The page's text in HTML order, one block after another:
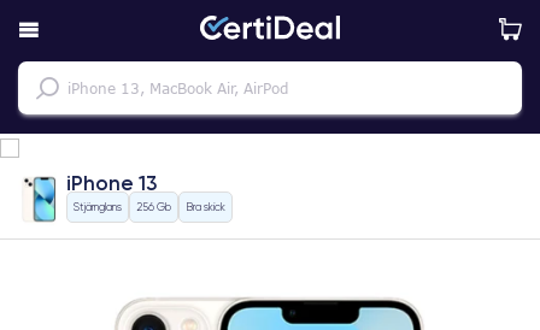
iPhone 13
Stjärnglans 256 Gb Bra skick